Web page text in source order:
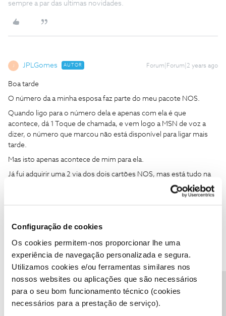
Configuração de cookies
Os cookies permitem-nos proporcionar lhe uma
experiência de navegação personalizada e segura.
Utilizamos cookies e/ou ferramentas similares nos
nossos websites ou aplicações que são necessários
para o seu bom funcionamento técnico (cookies
necessários para a prestação de serviço).
sempre a par das ultimas novidades.
JPLGomes AUTOR Forum|Forum|2 years ago
Boa tarde
O número da a minha esposa faz parte do meu pacote NOS.
Quando ligo para o número dela e apenas com ela é que
acontece, dá 1 Toque de chamada, e vem logo a MSN de voz a
dizer, o número que marcou não está disponível para ligar mais
tarde.
Mas isto apenas acontece de mim para ela.
Já fui adquirir uma 2 via dos dois cartões NOS, mas está tudo na
João H. Forum|Forum|2 years ago
Agradecemos o seu testemunho. Vamos ajudar a analisar.